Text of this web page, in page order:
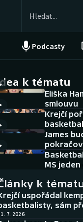
Podcasty
NEPŘEHLÉDNĚTE
Historické
Aplikace ČT sport
AZ kvíz
k tématu
Eliška
smlouvu
Krejčí
James
MS
k
uspořádal
sám
7. 2026